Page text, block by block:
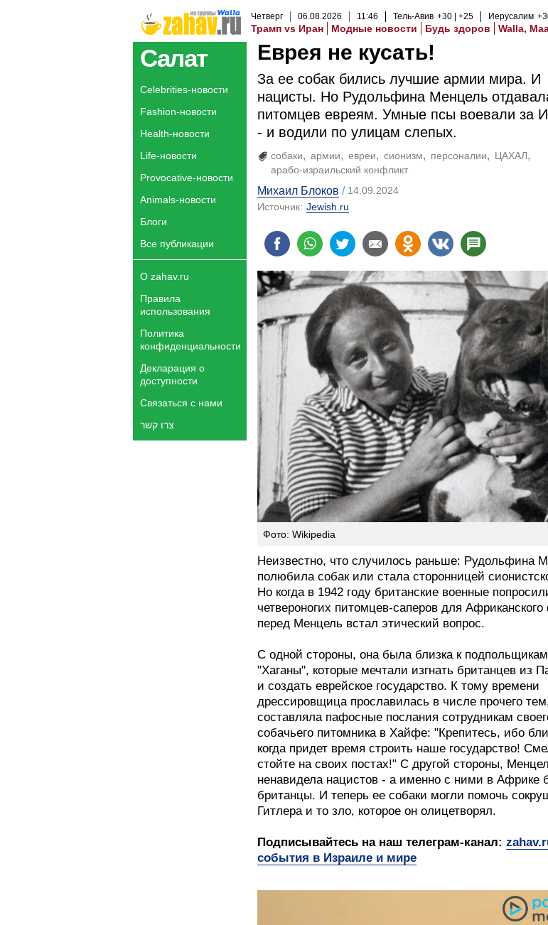
Четверг 06.08.2026 11:46 Тель-Авив +30 +25 Иерусалим
Трамп vs Иран Модные новости Будь здоров Walla,
Салат
Celebrities-новости
Fashion-новости
Health-новости
Life-новости
Provocative-новости
Animals-новости
Блоги
Все публикации
О zahav.ru
Правила
использования
Политика
конфиденциальности
Декларация о
доступности
Связаться с нами
צרו קשר
Еврея не кусать!
За ее собак бились лучшие армии мира. И
нацисты. Но Рудольфина Менцель
питомцев евреям. Умные псы воевали за
- и водили по улицам слепых.
собаки армии евреи сионизм персоналии
ЦАХАЛ
арабо-израильский конфликт
Михаил Блоков
14.09.2024
Источник: Jewish.ru
Фото: Wikipedia
Неизвестно, что случилось раньше: Рудольфина
полюбила собак или стала сторонницей
Но когда в 1942 году британские военные
четвероногих питомцев-саперов для
перед Менцель встал этический вопрос.
С одной стороны, она была близка к
"Хаганы", которые мечтали изгнать британцев из
и создать еврейское государство. К тому времени
дрессировщица прославилась в числе прочего
составляла пафосные послания сотрудникам
собачьего питомника в Хайфе: "Крепитесь, ибо
когда придет время строить наше государство!
стойте на своих постах!" С другой стороны,
ненавидела нацистов - а именно с ними в Африке
британцы. И теперь ее собаки могли помочь
Гитлера и то зло, которое он олицетворял.
Подписывайтесь на наш телеграм-канал:
события в Израиле и мире